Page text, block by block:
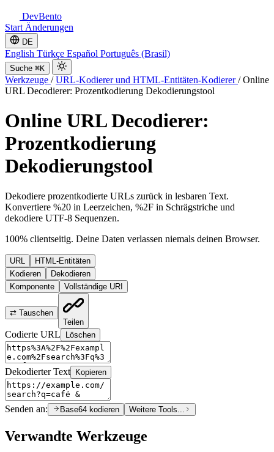
DevBento
Start Änderungen
DE
English Türkçe Español Português (Brasil)
Suche ⌘K
Werkzeuge / URL-Kodierer und HTML-Entitäten-Kodierer/ Online
URL Decodierer: Prozentkodierung Dekodierungstool
Online URL Decodierer:
Prozentkodierung
Dekodierungstool
Dekodiere prozentkodierte URLs zurück in lesbaren Text.
Konvertiere %20 in Leerzeichen, %2F in Schrägstriche und
dekodiere UTF-8 Sequenzen.
100% clientseitig. Deine Daten verlassen niemals deinen Browser.
URL
HTML-Entitäten
Kodieren
Dekodieren
Komponente
Vollständige URI
⇄ Tauschen
Teilen
Codierte URL Löschen
Dekodierter Text Kopieren
Senden an: Base64 kodieren Weitere Tools...
Verwandte Werkzeuge